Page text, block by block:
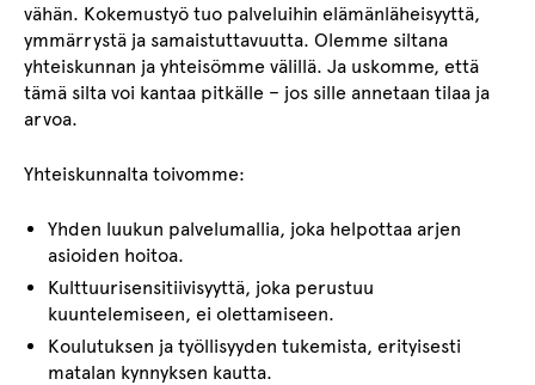
vähän. Kokemustyö tuo palveluihin elämänläheisyyttä,
ymmärrystä ja samaistuttavuutta. Olemme siltana
yhteiskunnan ja yhteisömme välillä. Ja uskomme, että
tämä silta voi kantaa pitkälle – jos sille annetaan tilaa ja
arvoa.
Yhteiskunnalta toivomme:
Yhden luukun palvelumallia, joka helpottaa arjen
asioiden hoitoa.
Kulttuurisensitiivisyyttä, joka perustuu
kuuntelemiseen, ei olettamiseen.
Koulutuksen ja työllisyyden tukemista, erityisesti
matalan kynnyksen kautta.